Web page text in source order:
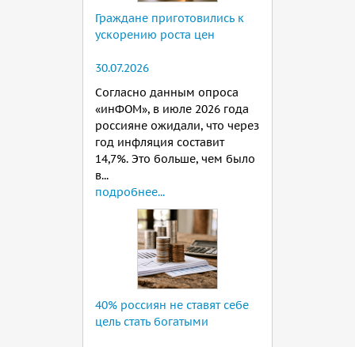
Граждане приготовились к
ускорению роста цен
30.07.2026
Согласно данным опроса
«инФОМ», в июле 2026 года
россияне ожидали, что через
год инфляция составит
14,7%. Это больше, чем было
в...
подробнее...
40% россиян не ставят себе
цель стать богатыми